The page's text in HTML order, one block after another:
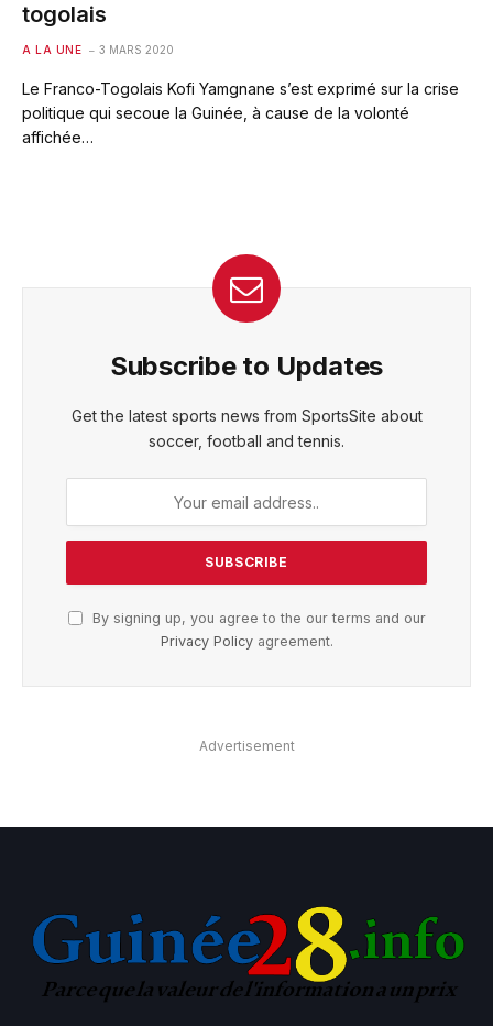
togolais
A LA UNE 3 MARS 2020
Le Franco-Togolais Kofi Yamgnane s’est exprimé sur la crise
politique qui secoue la Guinée, à cause de la volonté
affichée…
Subscribe to Updates
Get the latest sports news from SportsSite about
soccer, football and tennis.
By signing up, you agree to the our terms and our
Privacy Policyagreement.
Advertisement